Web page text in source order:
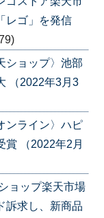
レゴ」を発信
ショップ〉池部
（2022年3月3
ンライン〉ハピ
賞 （2022年2月
ョップ楽天市場
訴求し、新商品